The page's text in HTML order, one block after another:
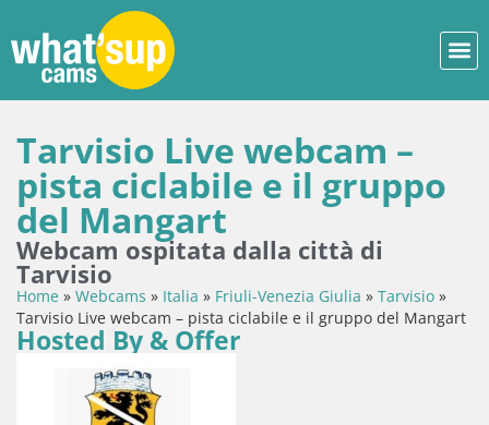
Tarvisio Live webcam –
pista ciclabile e il gruppo
del Mangart
Webcam ospitata dalla città di
Tarvisio
Home » Webcams » Italia » Friuli-Venezia Giulia » Tarvisio »
Tarvisio Live webcam – pista ciclabile e il gruppo del Mangart
Hosted By & Offer